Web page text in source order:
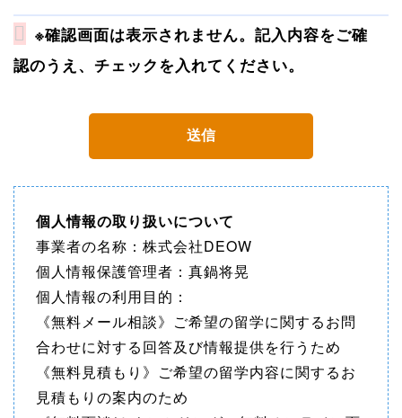
※確認画面は表示されません。記入内容をご確
認のうえ、チェックを入れてください。
個人情報の取り扱いについて
事業者の名称：株式会社DEOW
個人情報保護管理者：真鍋将晃
個人情報の利用目的：
《無料メール相談》ご希望の留学に関するお問
合わせに対する回答及び情報提供を行うため
《無料見積もり》ご希望の留学内容に関するお
見積もりの案内のため